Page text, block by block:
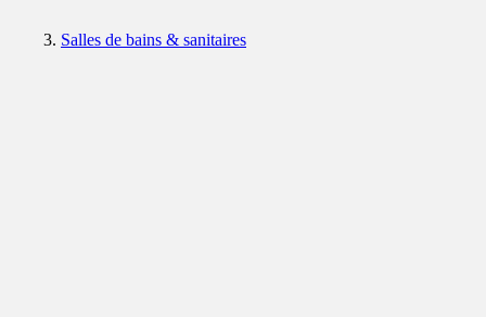
Salles de bains & sanitaires